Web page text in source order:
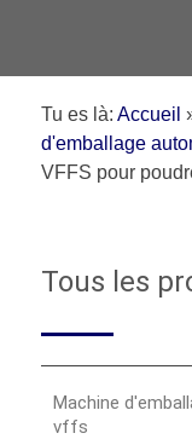
Tu es là: Accueil
d'emballage
VFFS pour
Tous les
Machine
vffs